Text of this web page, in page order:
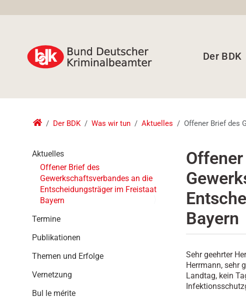
Der BDK
Der BDK Was wir tun Aktuelles Offener Brief des
Bayern
Sehr geehrter
Herrmann, sehr
Landtag, kein
Aktuelles
Offener Brief des
Gewerkschaftsverbandes an die
Entscheidungsträger im Freistaat
Bayern
Termine
Publikationen
Themen und Erfolge
Vernetzung
Bul le mérite